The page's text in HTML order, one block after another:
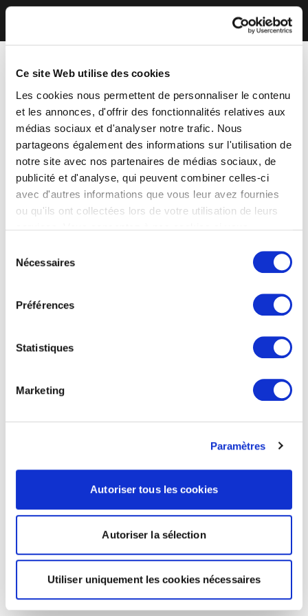
Ce site Web utilise des cookies
Les cookies nous permettent de personnaliser le contenu
et les annonces, d'offrir des fonctionnalités relatives aux
médias sociaux et d'analyser notre trafic. Nous
partageons également des informations sur l'utilisation de
notre site avec nos partenaires de médias sociaux, de
publicité et d'analyse, qui peuvent combiner celles-ci
avec d'autres informations que vous leur avez fournies
ou qu'ils ont collectées lors de votre utilisation de leurs
Nécessaires
Préférences
Statistiques
Marketing
Paramètres
Autoriser tous les cookies
Autoriser la sélection
Utiliser uniquement les cookies nécessaires